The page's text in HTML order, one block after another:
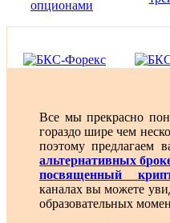
Все мы прекрасно
гораздо шире чем
поэтому предлагаем
альтернативных
посвященный
каналах вы можете
образовательных